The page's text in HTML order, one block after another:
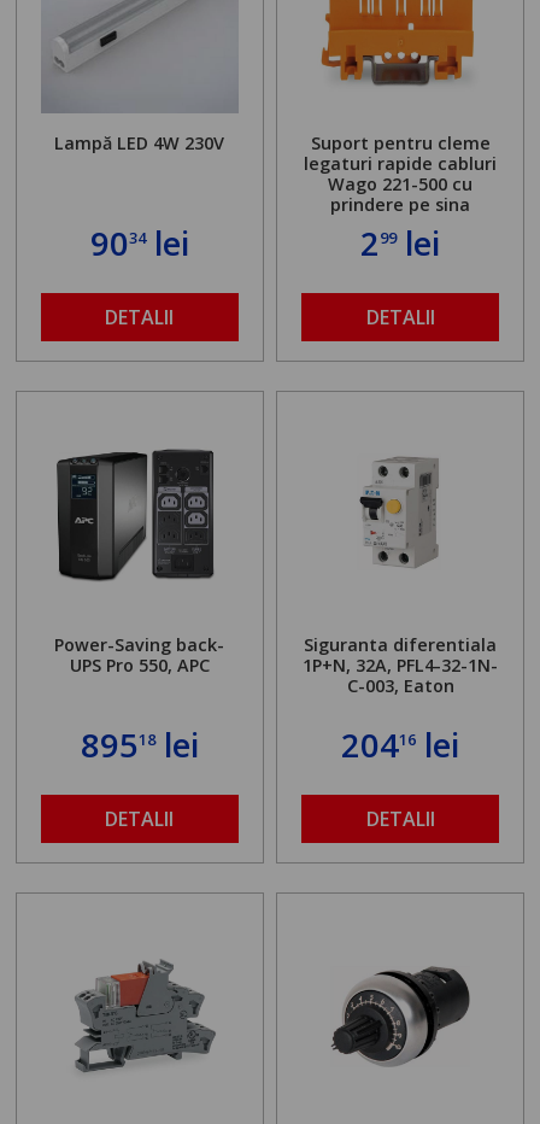
Lampă LED 4W 230V
9034lei
DETALII
Suport pentru cleme
legaturi rapide cabluri
Wago 221-500 cu
prindere pe sina
299lei
DETALII
Power-Saving back-
UPS Pro 550, APC
89518lei
DETALII
Siguranta diferentiala
1P+N, 32A, PFL4-32-1N-
C-003, Eaton
20416 lei
DETALII